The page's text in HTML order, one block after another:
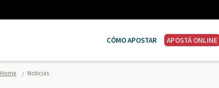
CÓMO APOSTAR APOSTÁ ONLINE
Home Noticias